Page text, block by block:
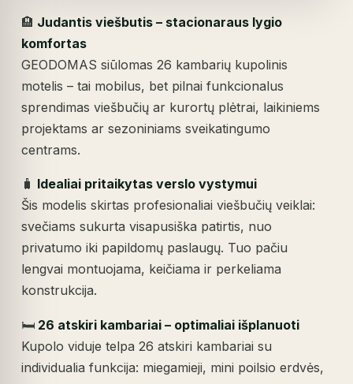
🏨 Judantis viešbutis – stacionaraus lygio
komfortas
GEODOMAS siūlomas 26 kambarių kupolinis
motelis – tai mobilus, bet pilnai funkcionalus
sprendimas viešbučių ar kurortų plėtrai, laikiniems
projektams ar sezoniniams sveikatingumo
centrams.
🧳 Idealiai pritaikytas verslo vystymui
Šis modelis skirtas profesionaliai viešbučių veiklai:
svečiams sukurta visapusiška patirtis, nuo
privatumo iki papildomų paslaugų. Tuo pačiu
lengvai montuojama, keičiama ir perkeliama
konstrukcija.
🛏️ 26 atskiri kambariai – optimaliai išplanuoti
Kupolo viduje telpa 26 atskiri kambariai su
individualia funkcija: miegamieji, mini poilsio erdvės,